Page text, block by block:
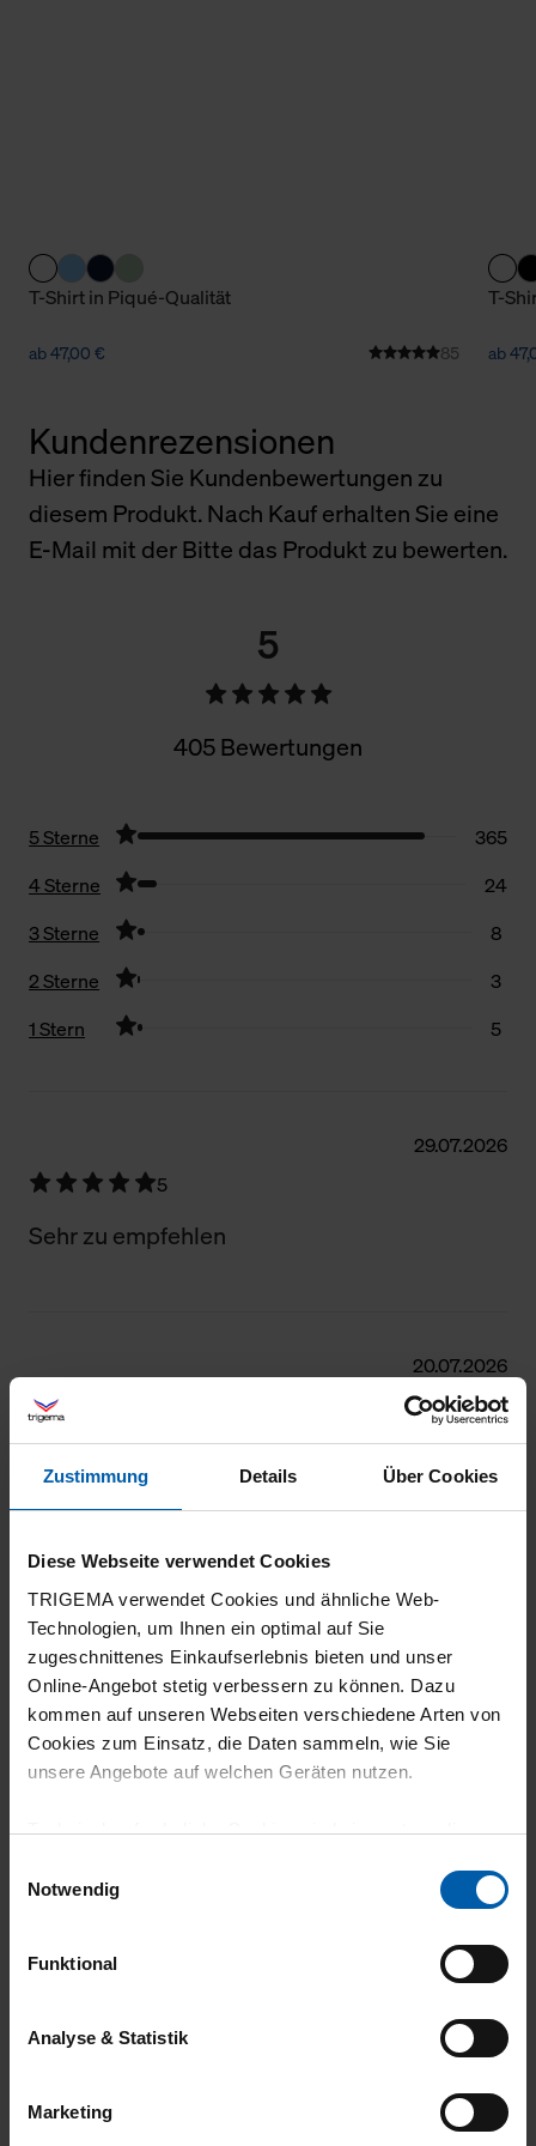
Zustimmung Details Über Cookies
Diese Webseite verwendet Cookies
TRIGEMA verwendet Cookies und ähnliche Web-
Technologien, um Ihnen ein optimal auf Sie
zugeschnittenes Einkaufserlebnis bieten und unser
Online-Angebot stetig verbessern zu können. Dazu
kommen auf unseren Webseiten verschiedene Arten von
Cookies zum Einsatz, die Daten sammeln, wie Sie
unsere Angebote auf welchen Geräten nutzen.
Technisch erforderliche Cookies sind eine notwendige
grundlegende Funktionen wie etwa zur Auswahl und
gewährleisten.
Für die Darstellung personalisierter Angebote, Anzeigen
und Inhalte aufgrund Ihres Nutzerverhaltens und Ihres
Zwecke zur Analyse und Optimierung unserer
Notwendig
Funktional
Analyse & Statistik
Marketing
T-Shirt in Piqué-Qualität
ab 47,00 € 85
T-
ab
Kundenrezensionen
Hier finden Sie Kundenbewertungen zu
diesem Produkt. Nach Kauf erhalten Sie eine
E-Mail mit der Bitte das Produkt zu bewerten.
5
405 Bewertungen
5 Sterne
365
4 Sterne
24
3 Sterne
8
2 Sterne
3
1 Stern
5
29.07.2026
5
Sehr zu empfehlen
20.07.2026
Tolles Shirt, tolle Qualität!
4
Homewear
Auch hier wie bei den anderen
sympathischer Baumwollstoff, gute
08.07.2026